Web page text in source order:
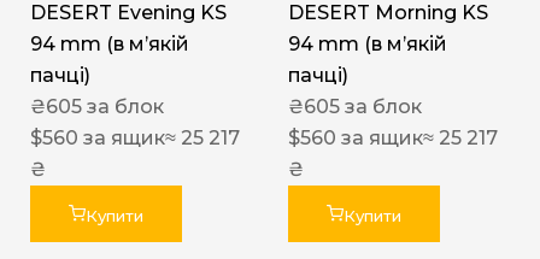
DESERT Evening KS
94 mm (в мʼякій
пачці)
₴605 за блок
$560 за ящик≈ 25 217
₴
Купити
DESERT Morning KS
94 mm (в мʼякій
пачці)
₴605 за блок
$560 за ящик≈ 25 217
₴
Купити